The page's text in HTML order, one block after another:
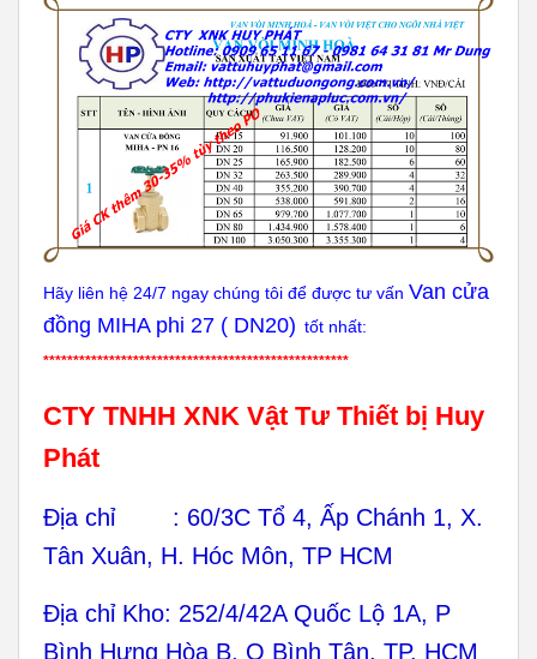
Hãy liên hệ 24/7 ngay chúng tôi để được tư vấn Van cửa
đồng MIHA phi 27 ( DN20) tốt nhất:
***************************************************
CTY TNHH XNK Vật Tư Thiết bị Huy
Phát
Địa chỉ : 60/3C Tổ 4, Ấp Chánh 1, X.
Tân Xuân, H. Hóc Môn, TP HCM
Địa chỉ Kho: 252/4/42A Quốc Lộ 1A, P
Bình Hưng Hòa B, Q Bình Tân, TP. HCM